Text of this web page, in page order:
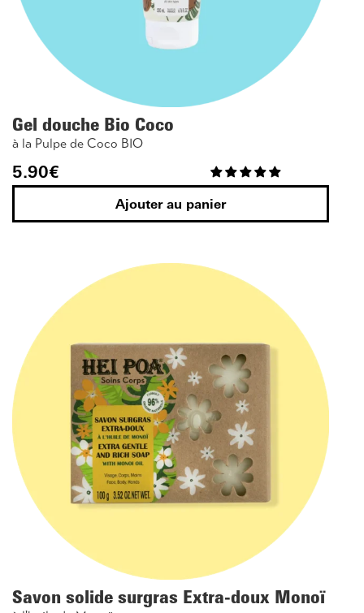
Gel douche Bio Coco
à la Pulpe de Coco BIO
5.90€
Ajouter au panier
Savon solide surgras Extra-doux Monoï